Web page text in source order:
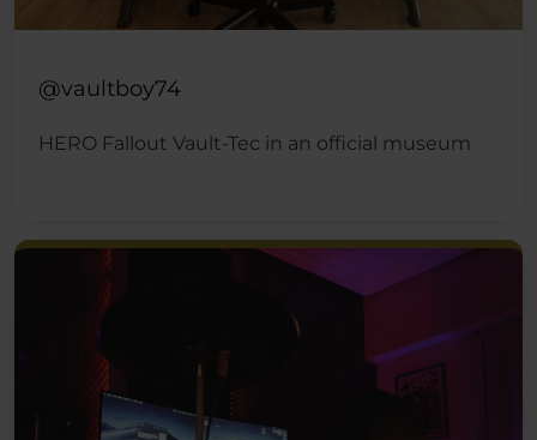
@vaultboy74
HERO Fallout Vault-Tec in an official museum